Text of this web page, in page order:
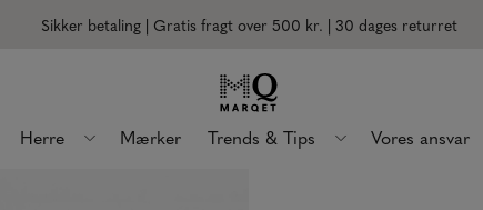
Sikker betaling | Gratis fragt over 500 kr. | 30 dages returret
Herre Mærker Trends & Tips Vores ansvar